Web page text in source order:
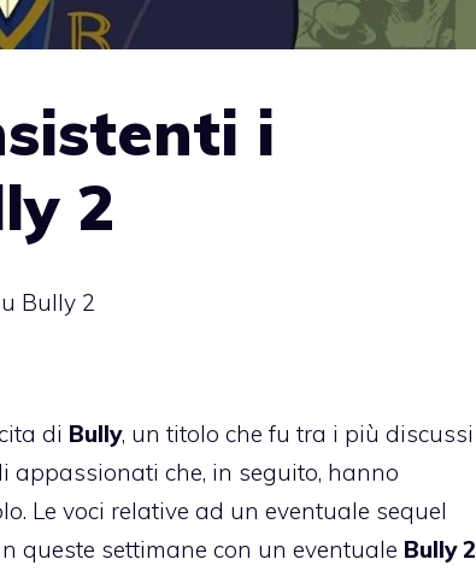
i
2
Bully 2
di Bully, un titolo che fu tra i più discussi
appassionati che, in seguito, hanno
Le voci relative ad un eventuale sequel
queste settimane con un eventuale Bully 2